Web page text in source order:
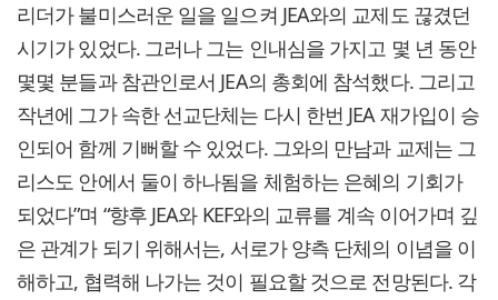
리더가 불미스러운 일을 일으켜 JEA와의 교제도 끊겼던
시기가 있었다. 그러나 그는 인내심을 가지고 몇 년 동안
몇몇 분들과 참관인로서 JEA의 총회에 참석했다. 그리고
작년에 그가 속한 선교단체는 다시 한번 JEA 재가입이 승
인되어 함께 기뻐할 수 있었다. 그와의 만남과 교제는 그
리스도 안에서 둘이 하나됨을 체험하는 은혜의 기회가
되었다”며 “향후 JEA와 KEF와의 교류를 계속 이어가며 깊
은 관계가 되기 위해서는, 서로가 양측 단체의 이념을 이
해하고, 협력해 나가는 것이 필요할 것으로 전망된다. 각